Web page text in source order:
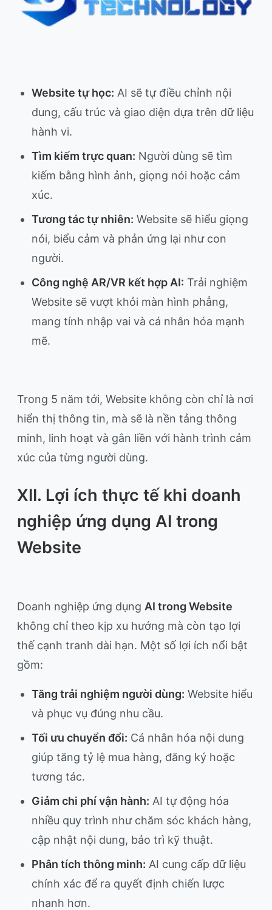
Website tự học: AI sẽ tự điều chỉnh nội
dung, cấu trúc và giao diện dựa trên dữ liệu
hành vi.
Tìm kiếm trực quan: Người dùng sẽ tìm
kiếm bằng hình ảnh, giọng nói hoặc cảm
xúc.
Tương tác tự nhiên: Website sẽ hiểu giọng
nói, biểu cảm và phản ứng lại như con
người.
Công nghệ AR/VR kết hợp AI: Trải nghiệm
Website sẽ vượt khỏi màn hình phẳng,
mang tính nhập vai và cá nhân hóa mạnh
mẽ.
Trong 5 năm tới, Website không còn chỉ là nơi
hiển thị thông tin, mà sẽ là nền tảng thông
minh, linh hoạt và gắn liền với hành trình cảm
xúc của từng người dùng.
XII. Lợi ích thực tế khi doanh
nghiệp ứng dụng AI trong
Website
Doanh nghiệp ứng dụng AI trong Website
không chỉ theo kịp xu hướng mà còn tạo lợi
thế cạnh tranh dài hạn. Một số lợi ích nổi bật
gồm:
Tăng trải nghiệm người dùng: Website hiểu
và phục vụ đúng nhu cầu.
Tối ưu chuyển đổi: Cá nhân hóa nội dung
giúp tăng tỷ lệ mua hàng, đăng ký hoặc
tương tác.
Giảm chi phí vận hành: AI tự động hóa
nhiều quy trình như chăm sóc khách hàng,
cập nhật nội dung, bảo trì kỹ thuật.
Phân tích thông minh: AI cung cấp dữ liệu
chính xác để ra quyết định chiến lược
nhanh hơn.